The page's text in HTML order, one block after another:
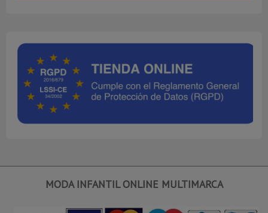
MODA INFANTIL ONLINE MULTIMARCA